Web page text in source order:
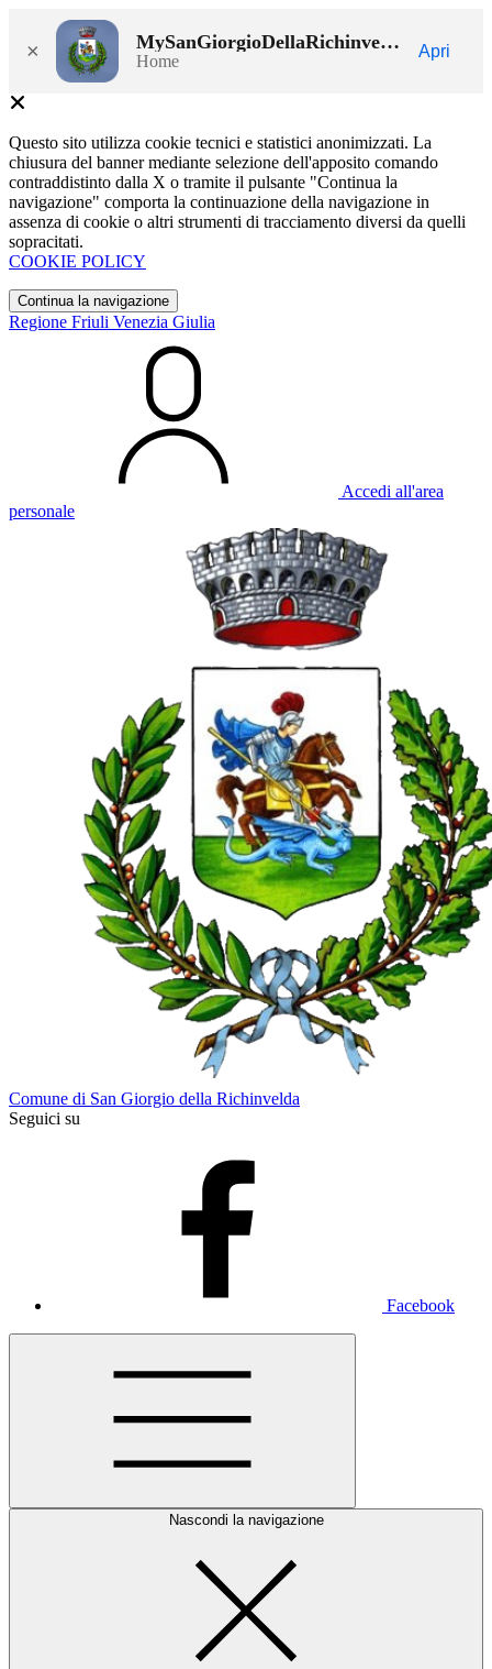
× MySanGiorgioDellaRichinvelda
Home
Apri
Questo sito utilizza cookie tecnici e statistici anonimizzati. La
chiusura del banner mediante selezione dell'apposito comando
contraddistinto dalla X o tramite il pulsante "Continua la
navigazione" comporta la continuazione della navigazione in
assenza di cookie o altri strumenti di tracciamento diversi da quelli
sopracitati.
COOKIE POLICY
Continua la navigazione
Regione Friuli Venezia Giulia
Accedi all'area
personale
Comune di San Giorgio della Richinvelda
Seguici su
Facebook
Nascondi la navigazione